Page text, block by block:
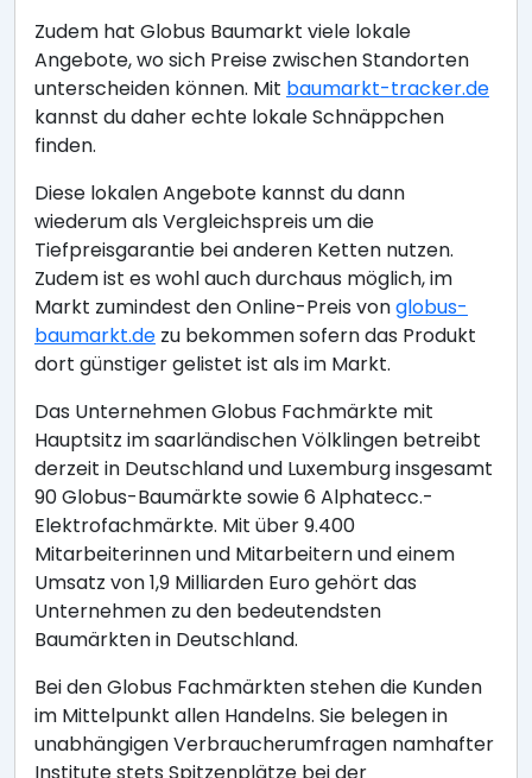
Zudem hat Globus Baumarkt viele lokale
Angebote, wo sich Preise zwischen Standorten
unterscheiden können. Mit baumarkt-tracker.de
kannst du daher echte lokale Schnäppchen
finden.
Diese lokalen Angebote kannst du dann
wiederum als Vergleichspreis um die
Tiefpreisgarantie bei anderen Ketten nutzen.
Zudem ist es wohl auch durchaus möglich, im
Markt zumindest den Online-Preis vonglobus-
baumarkt.de zu bekommen sofern das Produkt
dort günstiger gelistet ist als im Markt.
Das Unternehmen Globus Fachmärkte mit
Hauptsitz im saarländischen Völklingen betreibt
derzeit in Deutschland und Luxemburg insgesamt
90 Globus-Baumärkte sowie 6 Alphatecc.-
Elektrofachmärkte. Mit über 9.400
Mitarbeiterinnen und Mitarbeitern und einem
Umsatz von 1,9 Milliarden Euro gehört das
Unternehmen zu den bedeutendsten
Baumärkten in Deutschland.
Bei den Globus Fachmärkten stehen die Kunden
im Mittelpunkt allen Handelns. Sie belegen in
unabhängigen Verbraucherumfragen namhafter